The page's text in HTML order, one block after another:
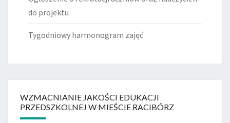
do projektu
Tygodniowy harmonogram zajęć
WZMACNIANIE JAKOŚCI EDUKACJI
PRZEDSZKOLNEJ W MIEŚCIE RACIBÓRZ